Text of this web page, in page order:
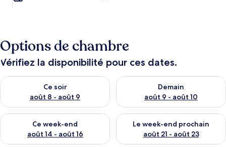
e
u
x
n
o
t
é
s
Options de chambre
Vérifiez la disponibilité pour ces dates.
Ce soir
août 8 - août 9
Vérifier la disponibilité pour ce soir août 8 - août 9
Demain
août 9 - août 10
Vérifier la disponibilité pour
Ce week-end
août 14 - août 16
Vérifier la disponibilité pour ce week-end août 14 - août 16
Le week-end prochain
août 21 - août 23
Vérifier la disponibilité pour